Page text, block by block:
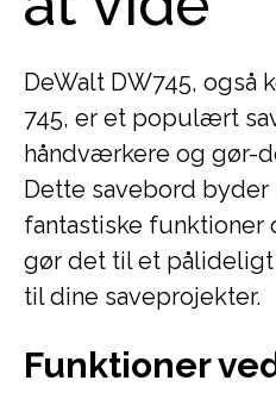
DeWalt DW745, også
745, er et populært
håndværkere og gør-
Dette savebord
fantastiske funktioner
gør det til et
til dine saveprojekter.
Funktioner